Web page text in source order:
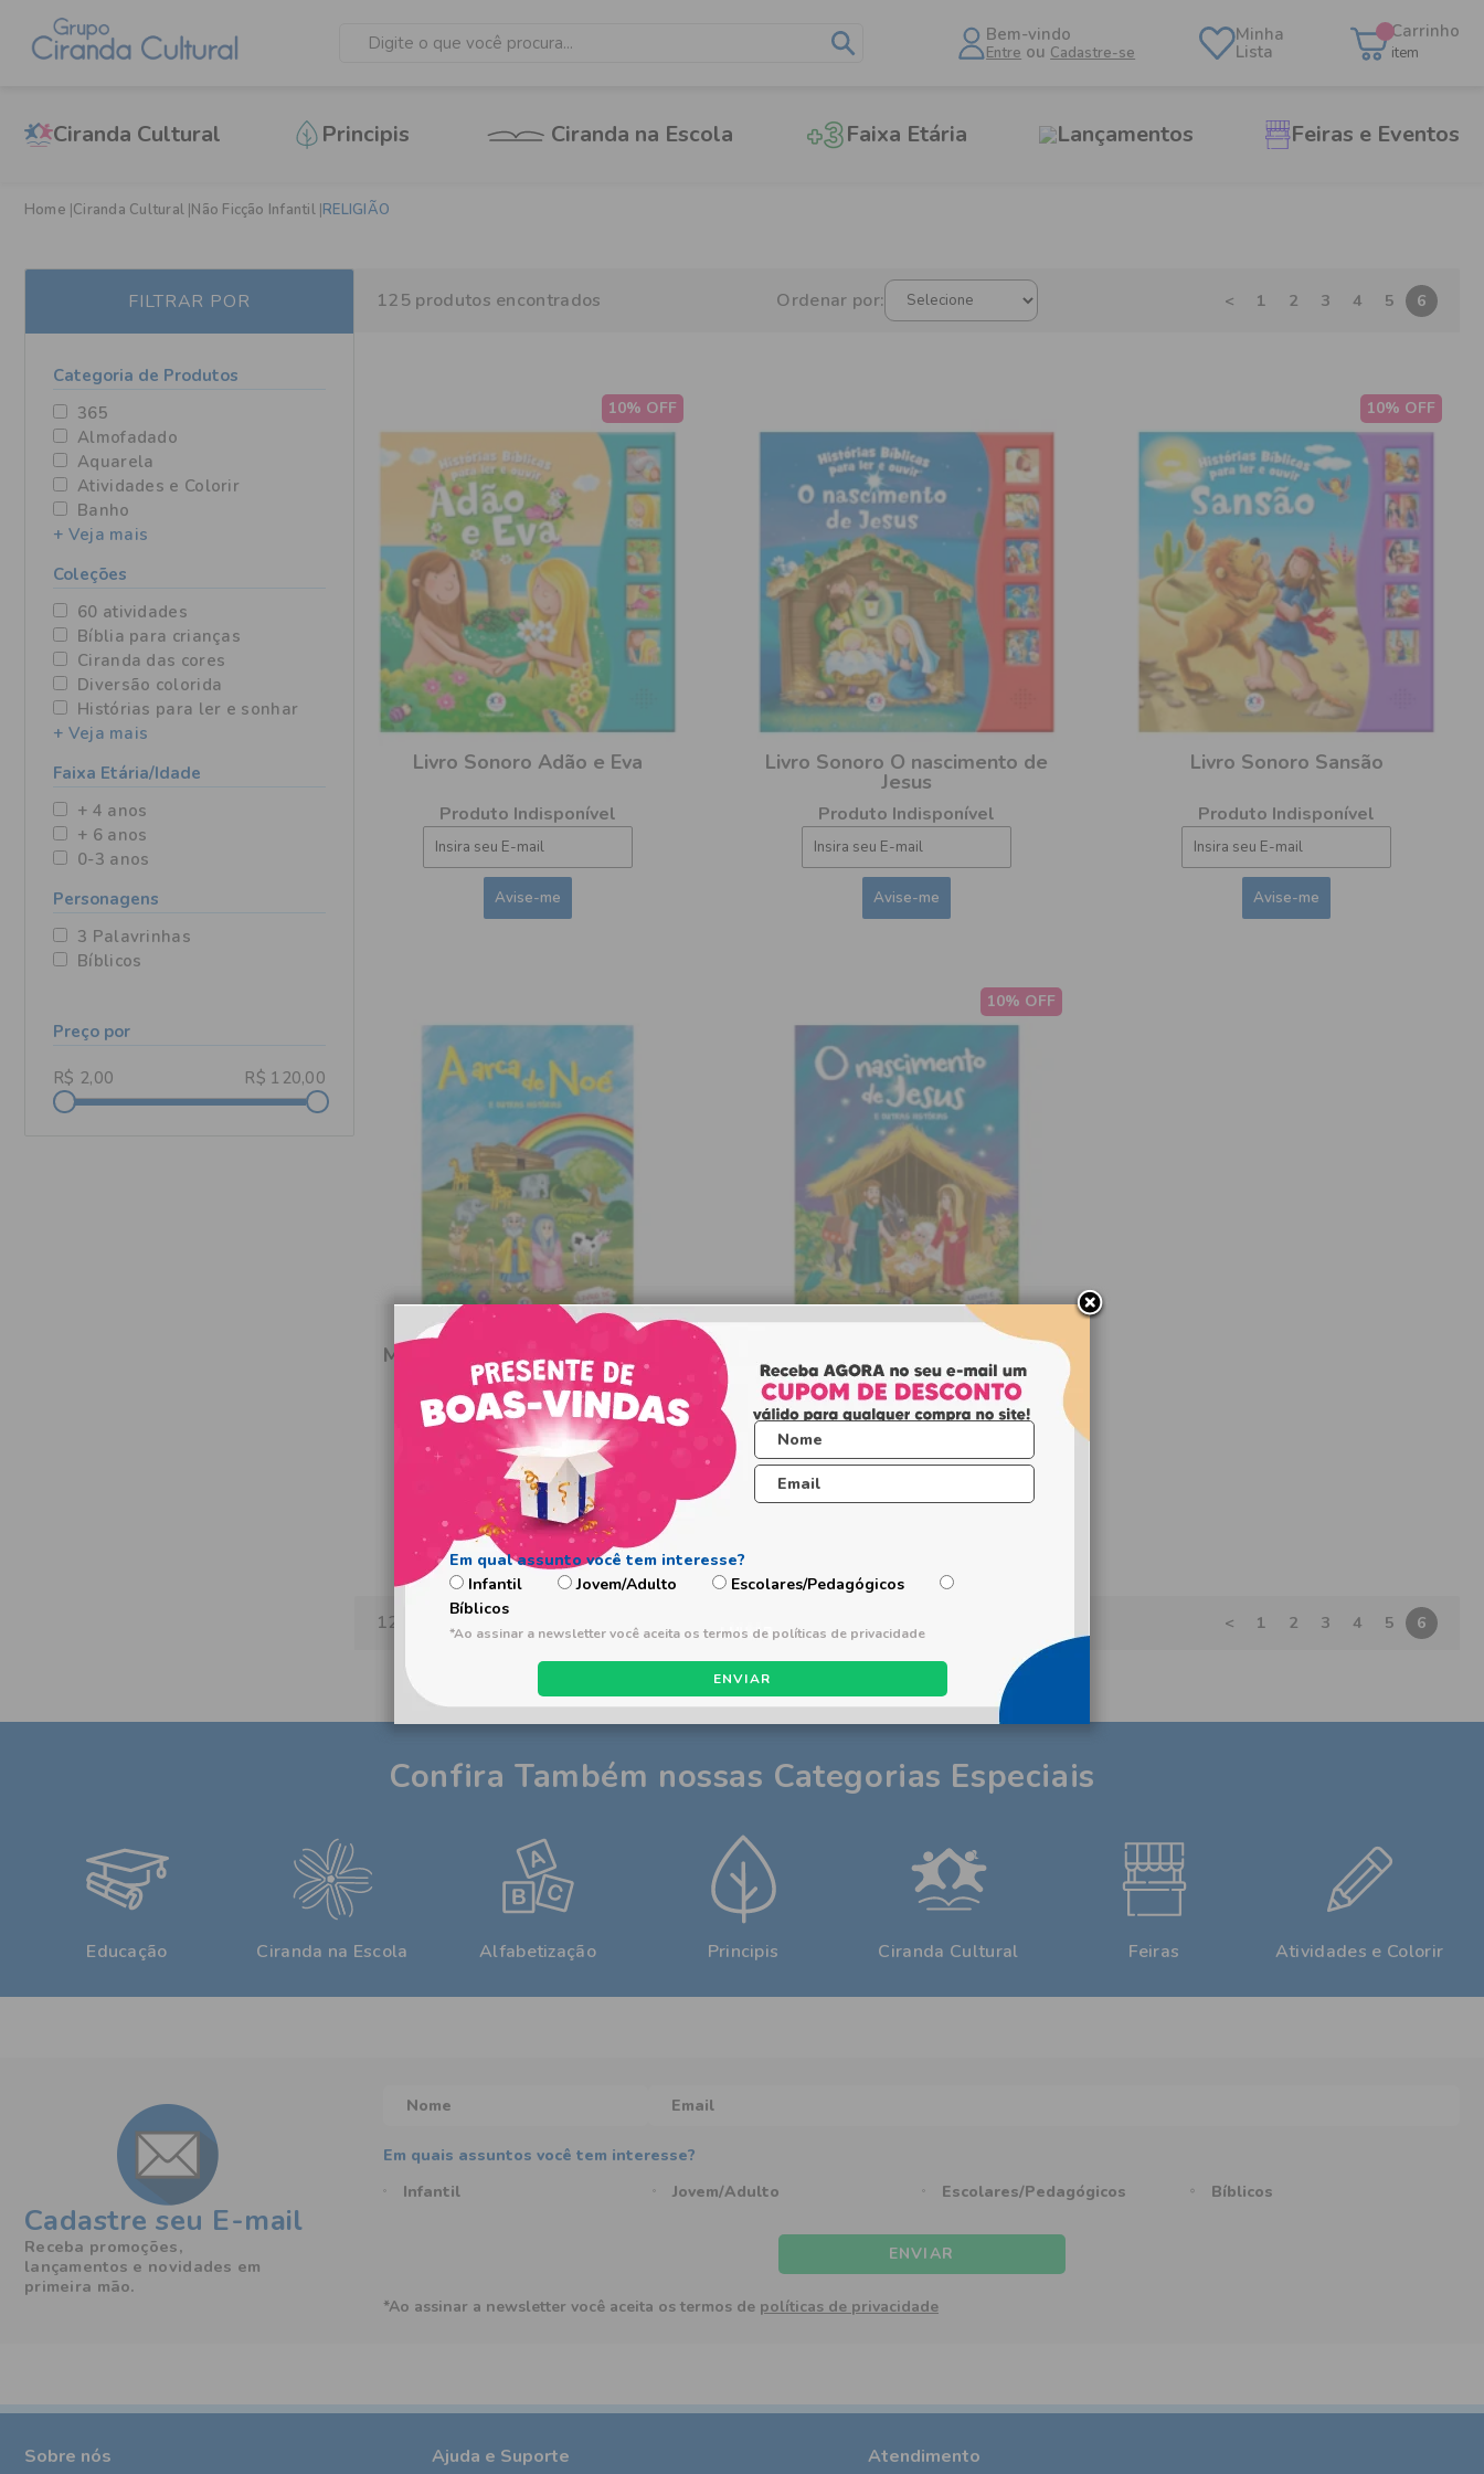
Bem-vindo
Entre ou Cadastre-se
Minha
Lista
Carrinho
item
Ciranda Cultural Principis Ciranda na Escola Faixa Etária Lançamentos Feiras e Eventos
Home Ciranda Cultural Não Ficção Infantil RELIGIÃO
FILTRAR POR
Categoria de Produtos
365
Almofadado
Aquarela
Atividades e Colorir
Banho
+ Veja mais
Coleções
60 atividades
Bíblia para crianças
Ciranda das cores
Diversão colorida
Histórias para ler e sonhar
+ Veja mais
Faixa Etária/Idade
+ 4 anos
+ 6 anos
0-3 anos
Personagens
3 Palavrinhas
Bíblicos
Preço por
125produtos encontrados Ordenar por: < 1 2 3 4 5 6
10% OFF
Livro Sonoro Adão e Eva
Produto Indisponível
Livro Sonoro O nascimento de
Jesus
Produto Indisponível
10% OFF
Livro Sonoro Sansão
Produto Indisponível
Meu Livro bíblico de colorir - A
arca de Noé
Produto Indisponível
10% OFF
nascimento de Jesus
Produto Indisponível
125 produtos encontrados < 1 2 3 4 5 6
Confira Também nossas Categorias Especiais
Cadastre seu E-mail
Receba promoções,
lançamentos e novidades em
primeira mão.
Infantil Jovem/Adulto Escolares/Pedagógicos Bíblicos
ENVIAR
*Ao assinar a newsletter você aceita os termos de políticas de privacidade
Sobre nós Ajuda e Suporte Atendimento
ENVIAR
Infantil Jovem/Adulto
Escolares/Pedagógicos
Bíblicos